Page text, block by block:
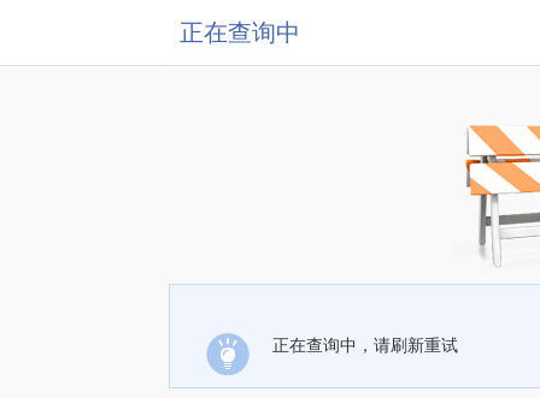
正在查询中
正在查询中，请刷新重试